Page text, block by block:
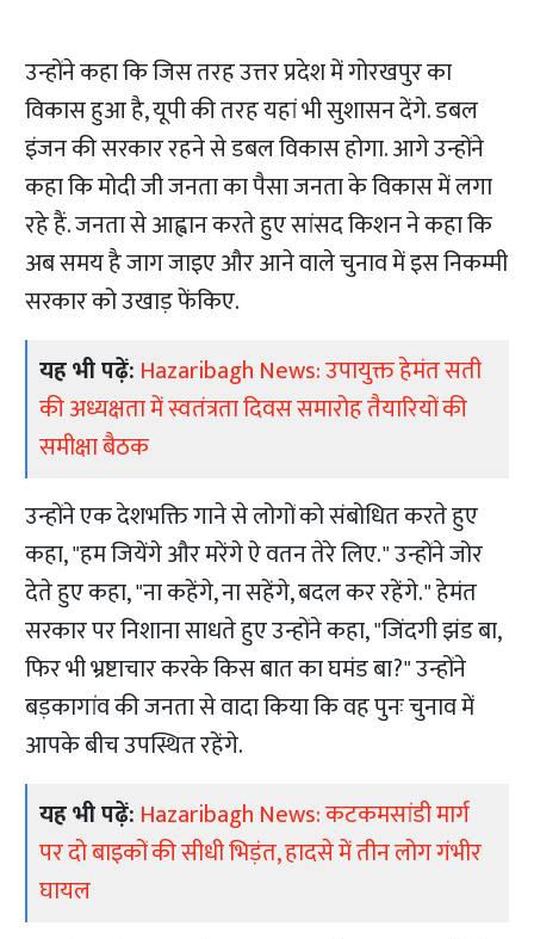
उन्होंने कहा कि जिस तरह उत्तर प्रदेश में गोरखपुर का
विकास हुआ है, यूपी की तरह यहां भी सुशासन देंगे. डबल
इंजन की सरकार रहने से डबल विकास होगा. आगे उन्होंने
कहा कि मोदी जी जनता का पैसा जनता के विकास में लगा
रहे हैं. जनता से आह्वान करते हुए सांसद किशन ने कहा कि
अब समय है जाग जाइए और आने वाले चुनाव में इस निकम्मी
सरकार को उखाड़ फेंकिए.
यह भी पढ़ें: Hazaribagh News: उपायुक्त हेमंत सती
की अध्यक्षता में स्वतंत्रता दिवस समारोह तैयारियों की
समीक्षा बैठक
उन्होंने एक देशभक्ति गाने से लोगों को संबोधित करते हुए
कहा, "हम जियेंगे और मरेंगे ऐ वतन तेरे लिए." उन्होंने जोर
देते हुए कहा, "ना कहेंगे, ना सहेंगे, बदल कर रहेंगे." हेमंत
सरकार पर निशाना साधते हुए उन्होंने कहा, "जिंदगी झंड बा,
फिर भी भ्रष्टाचार करके किस बात का घमंड बा?" उन्होंने
बड़कागांव की जनता से वादा किया कि वह पुनः चुनाव में
आपके बीच उपस्थित रहेंगे.
यह भी पढ़ें: Hazaribagh News: कटकमसांडी मार्ग
पर दो बाइकों की सीधी भिड़ंत, हादसे में तीन लोग गंभीर
घायल